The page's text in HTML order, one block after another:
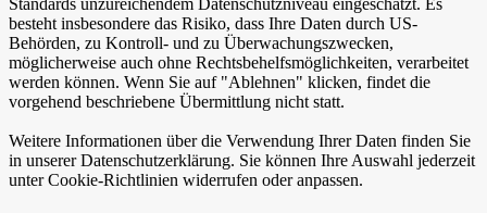
besteht insbesondere das Risiko, dass Ihre Daten durch US-
Behörden, zu Kontroll- und zu Überwachungszwecken,
möglicherweise auch ohne Rechtsbehelfsmöglichkeiten, verarbeitet
werden können. Wenn Sie auf "Ablehnen" klicken, findet die
vorgehend beschriebene Übermittlung nicht statt.
Weitere Informationen über die Verwendung Ihrer Daten finden Sie
in unserer Datenschutzerklärung. Sie können Ihre Auswahl jederzeit
unter Cookie-Richtlinien widerrufen oder anpassen.